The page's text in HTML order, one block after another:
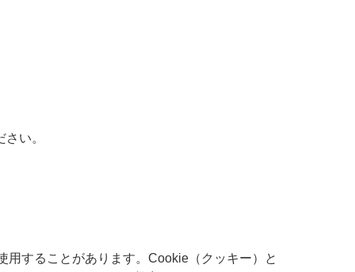
い。
することがあります。Cookie（クッキー）と